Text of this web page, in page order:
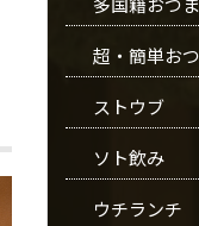
超・簡単お
ストウブ
ソト飲み
ウチランチ